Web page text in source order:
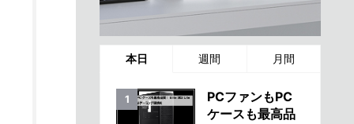
本日 週間 月間
PCファンもPC
ケースも最高品